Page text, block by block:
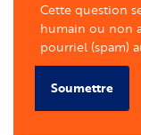
Cette question
humain ou non
pourriel (spam)
Soumettre